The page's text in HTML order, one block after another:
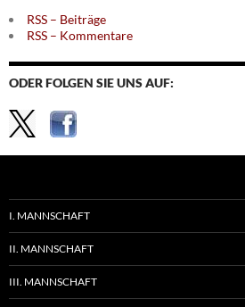
RSS – Beiträge
RSS – Kommentare
ODER FOLGEN SIE UNS AUF:
I. MANNSCHAFT
II. MANNSCHAFT
III. MANNSCHAFT